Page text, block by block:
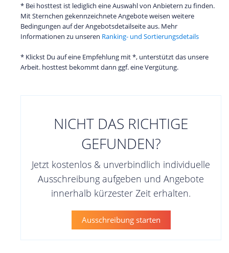
* Bei hosttest ist lediglich eine Auswahl von Anbietern zu finden.
Mit Sternchen gekennzeichnete Angebote weisen weitere
Bedingungen auf der Angebotsdetailseite aus. Mehr
Informationen zu unseren Ranking- und Sortierungsdetails
* Klickst Du auf eine Empfehlung mit *, unterstützt das unsere
Arbeit. hosttest bekommt dann ggf. eine Vergütung.
NICHT DAS RICHTIGE
GEFUNDEN?
Jetzt kostenlos & unverbindlich individuelle
Ausschreibung aufgeben und Angebote
innerhalb kürzester Zeit erhalten.
Ausschreibung starten